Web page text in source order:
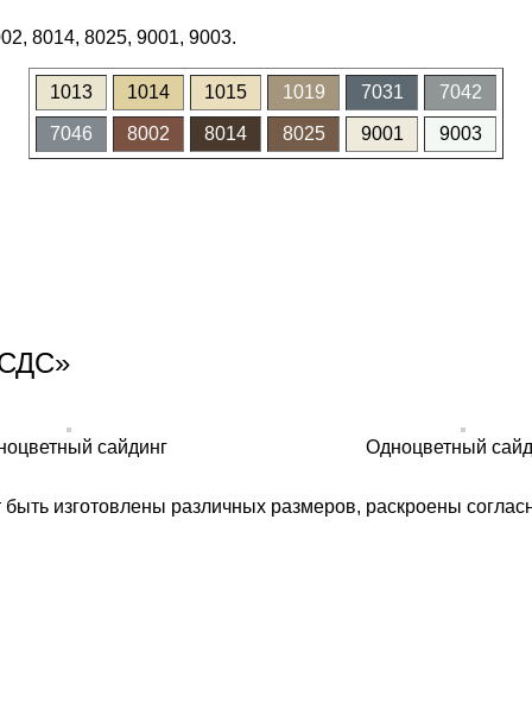
8014, 8025, 9001, 9003.
1013 1014 1015 1019 7031 7042
7046 8002 8014 8025 9001 9003
сайдинг Одноцветный
изготовлены различных размеров, раскроены